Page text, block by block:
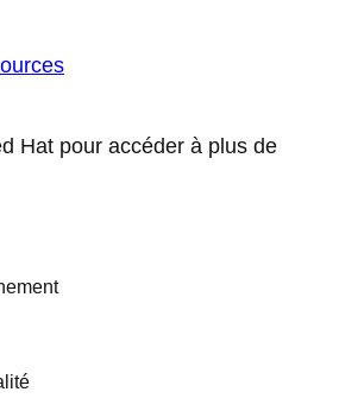
Hat pour accéder à plus de